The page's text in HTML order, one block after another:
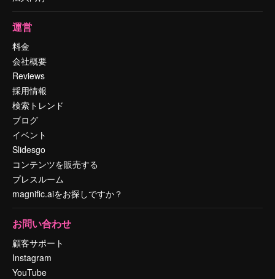
運営
料金
会社概要
Reviews
採用情報
検索トレンド
ブログ
イベント
Slidesgo
コンテンツを販売する
プレスルーム
magnific.aiをお探しですか？
お問い合わせ
顧客サポート
Instagram
YouTube